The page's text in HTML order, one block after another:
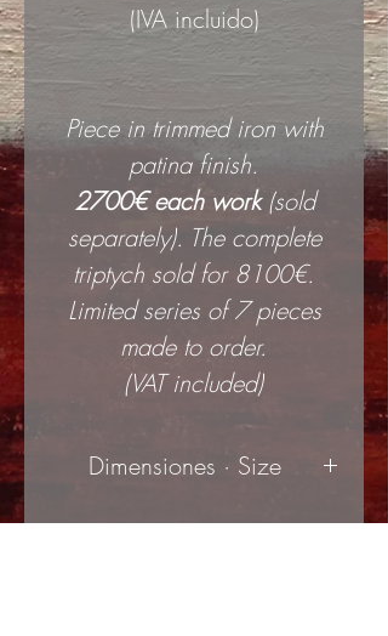
(IVA incluido)
Piece in trimmed iron with
patina finish.
2700€ each work (sold
separately). The complete
triptych sold for 8100€.
Limited series of 7 pieces
made to order.
(VAT included)
Dimensiones · Size
Tríptico: 150x120cm(ancho